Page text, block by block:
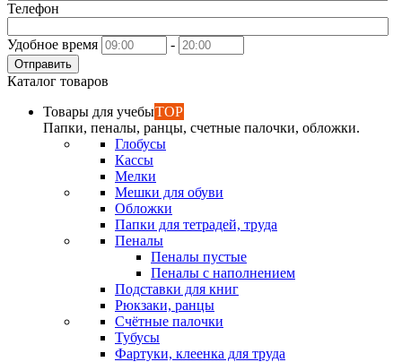
Телефон
Удобное время -
Отправить
Каталог товаров
Товары для учебыTOP
Папки, пеналы, ранцы, счетные палочки, обложки.
Глобусы
Кассы
Мелки
Мешки для обуви
Обложки
Папки для тетрадей, труда
Пеналы
Пеналы пустые
Пеналы с наполнением
Подставки для книг
Рюкзаки, ранцы
Счётные палочки
Тубусы
Фартуки, клеенка для труда